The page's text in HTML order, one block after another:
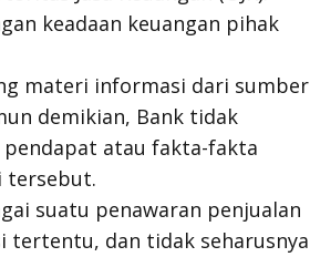
keadaan keuangan pihak
materi informasi dari sumber
demikian, Bank tidak
pendapat atau fakta-fakta
tersebut.
suatu penawaran penjualan
tertentu, dan tidak seharusnya